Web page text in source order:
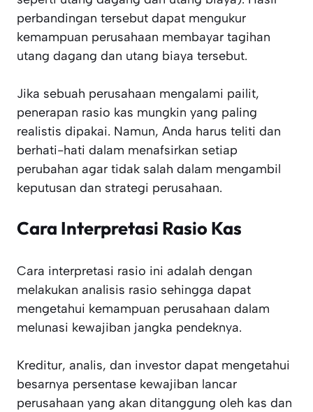
perbandingan tersebut dapat mengukur
kemampuan perusahaan membayar tagihan
utang dagang dan utang biaya tersebut.
Jika sebuah perusahaan mengalami pailit,
penerapan rasio kas mungkin yang paling
realistis dipakai. Namun, Anda harus teliti dan
berhati-hati dalam menafsirkan setiap
perubahan agar tidak salah dalam mengambil
keputusan dan strategi perusahaan.
Cara Interpretasi Rasio Kas
Cara interpretasi rasio ini adalah dengan
melakukan analisis rasio sehingga dapat
mengetahui kemampuan perusahaan dalam
melunasi kewajiban jangka pendeknya.
Kreditur, analis, dan investor dapat mengetahui
besarnya persentase kewajiban lancar
perusahaan yang akan ditanggung oleh kas dan